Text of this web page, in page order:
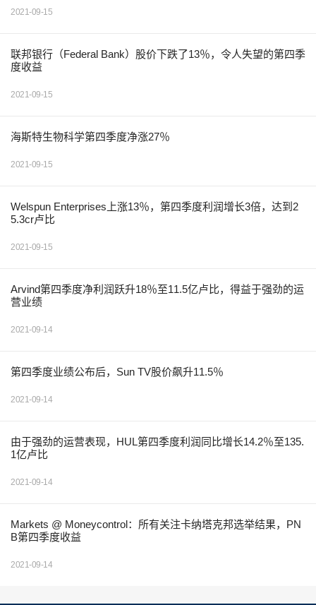
2021-09-15
联邦银行（Federal Bank）股价下跌了13％，令人失望的第四季
度收益
2021-09-15
海斯特生物科学第四季度净涨27％
2021-09-15
Welspun Enterprises上涨13％，第四季度利润增长3倍，达到2
5.3cr卢比
2021-09-15
Arvind第四季度净利润跃升18％至11.5亿卢比，得益于强劲的运
营业绩
2021-09-14
第四季度业绩公布后，Sun TV股价飙升11.5％
2021-09-14
由于强劲的运营表现，HUL第四季度利润同比增长14.2％至135.
1亿卢比
2021-09-14
Markets @ Moneycontrol：所有关注卡纳塔克邦选举结果，PN
B第四季度收益
2021-09-14